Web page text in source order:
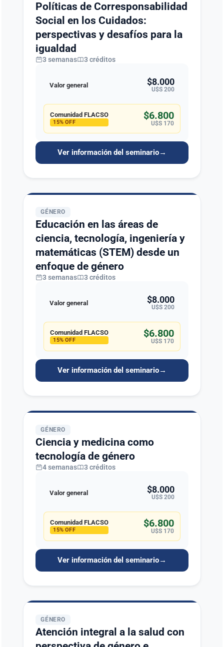
Políticas de Corresponsabilidad
Social en los Cuidados:
perspectivas y desafíos para la
igualdad
3 semanas 3 créditos
Valor general $8.000
U$S 200
Comunidad FLACSO
15% OFF
$6.800
U$S 170
Ver información del seminario→
GÉNERO
Educación en las áreas de
ciencia, tecnología, ingeniería y
matemáticas (STEM) desde un
enfoque de género
3 semanas 3 créditos
Valor general $8.000
U$S 200
Comunidad FLACSO
15% OFF
$6.800
U$S 170
Ver información del seminario→
GÉNERO
Ciencia y medicina como
tecnología de género
4 semanas 3 créditos
Valor general $8.000
U$S 200
Comunidad FLACSO
15% OFF
$6.800
U$S 170
Ver información del seminario→
GÉNERO
Atención integral a la salud con